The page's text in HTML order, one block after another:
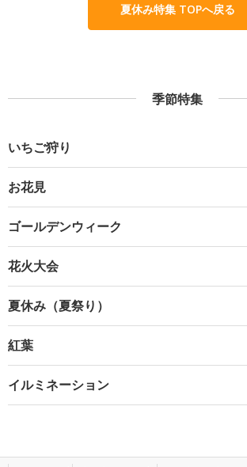
夏休み特集 TOPへ戻る
季節特集
いちご狩り
お花見
ゴールデンウィーク
花火大会
夏休み（夏祭り）
紅葉
イルミネーション